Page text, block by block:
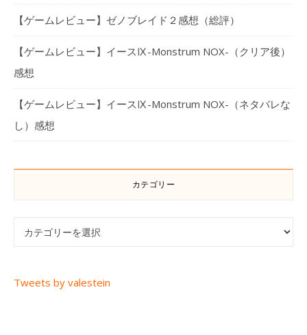
【ゲームレビュー】ゼノブレイド２感想（総評）
【ゲームレビュー】イースⅨ-Monstrum NOX-（クリア後）
感想
【ゲームレビュー】イースⅨ-Monstrum NOX-（ネタバレな
し）感想
カテゴリー
カテゴリー
Tweets by valestein